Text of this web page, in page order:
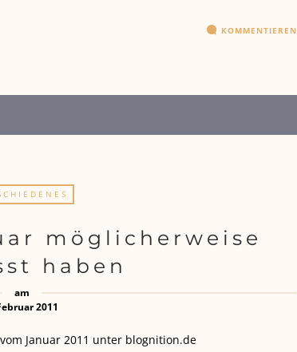
KOMMENTIEREN
möglicherweise
haben
am
2011
Januar 2011 unter blognition.de